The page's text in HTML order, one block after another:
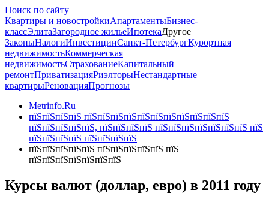
Поиск по сайту
Квартиры и новостройкиАпартаментыБизнес-
классЭлитаЗагородное жильеИпотекаДругое
ЗаконыНалогиИнвестицииСанкт-ПетербургКурортная
недвижимостьКоммерческая
недвижимостьСтрахованиеКапитальный
ремонтПриватизацияРиэлторыНестандартные
квартирыРеновацияПрогнозы
Metrinfo.Ru
пїЅпїЅпїЅпїЅ пїЅпїЅпїЅпїЅпїЅпїЅпїЅпїЅпїЅпїЅпїЅ
пїЅпїЅпїЅпїЅпїЅ, пїЅпїЅпїЅпїЅ пїЅпїЅпїЅпїЅпїЅпїЅпїЅ пїЅ
пїЅпїЅпїЅпїЅ пїЅпїЅпїЅпїЅ
пїЅпїЅпїЅпїЅпїЅ пїЅпїЅпїЅпїЅпїЅ пїЅ
пїЅпїЅпїЅпїЅпїЅпїЅпїЅ
Курсы валют (доллар, евро) в 2011 году